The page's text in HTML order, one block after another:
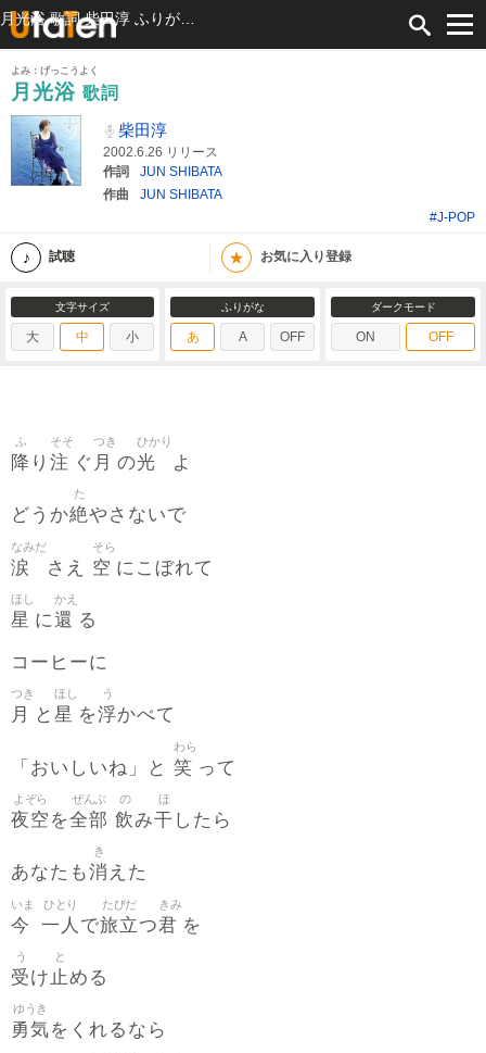
よみ：げっこうよく
月光浴 歌詞
柴田淳
2002.6.26 リリース
作詞
JUN SHIBATA
作曲
JUN SHIBATA
#J-POP
試聴 ★ お気に入り登録
文字サイズ
大 中 小
ふりがな
あ A OFF
ダークモード
ON OFF
降
ふ
り 注
そそ
ぐ 月
つき
の光
ひかり
よ
どうか絶
た
やさないで
涙
なみだ
さえ 空
そら
にこぼれて
星
ほし
に還
かえ
る
コーヒーに
月
つき
と 星
ほし
を浮
う
かべて
「おいしいね」と 笑
わら
って
夜空
よぞら
を全部
ぜんぶ
飲
の
み干
ほ
したら
あなたも消
き
えた
今
いま
一人
ひとり
で旅立
たびだ
つ君
きみ
を
受
う
け止
と
める
勇気
ゆうき
をくれるなら